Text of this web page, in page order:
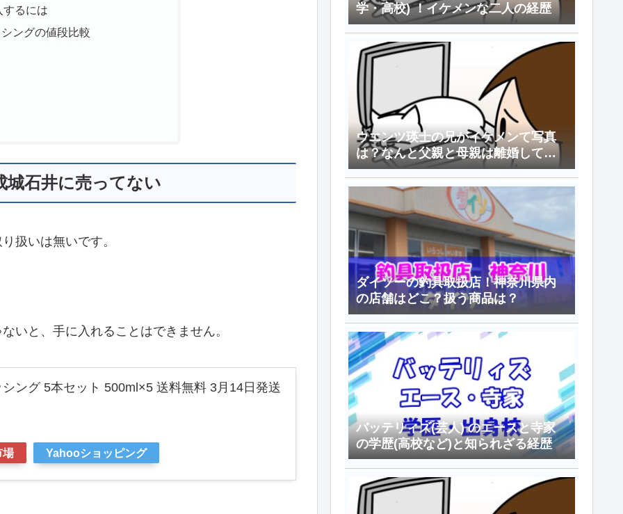
するには
ングの値段比較
石井に売ってない
扱いは無いです。
いと、手に入れることはできません。
ング 5本セット 500ml×5 送料無料 3月14日発送
場 Yahooショッピング
学・高校) ！イケメンな二人の経歴
ウエンツ瑛士の兄がイケメンて写真
は？なんと父親と母親は離婚してい
た
ダイソーの釣具取扱店！神奈川県内
の店舗はどこ？扱う商品は？
バッテリィズ(芸人) のエースと寺家
の学歴(高校など)と知られざる経歴